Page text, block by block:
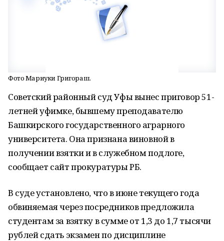
Фото Мариуки Григораш.
Советский районный суд Уфы вынес приговор 51-
летней уфимке, бывшему преподавателю
Башкирского государственного аграрного
университета. Она признана виновной в
получении взятки и в служебном подлоге,
сообщает сайт прокуратуры РБ.
В суде установлено, что в июне текущего года
обвиняемая через посредников предложила
студентам за взятку в сумме от 1,3 до 1,7 тысячи
рублей сдать экзамен по дисциплине